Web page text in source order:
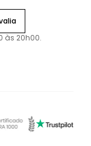
às 20h00.